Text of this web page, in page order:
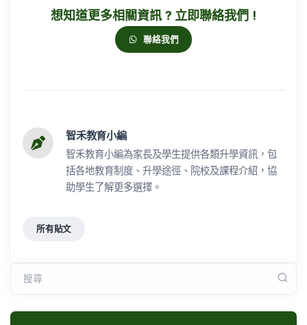
想知道更多相關資訊 ? 立即聯絡我們 !
聯絡我們
智禾教育小編
智禾教育小編為家長及學生提供各類升學資訊，包
括各地教育制度、升學途徑、院校及課程介紹，協
助學生了解更多選擇。
所有貼文
搜尋